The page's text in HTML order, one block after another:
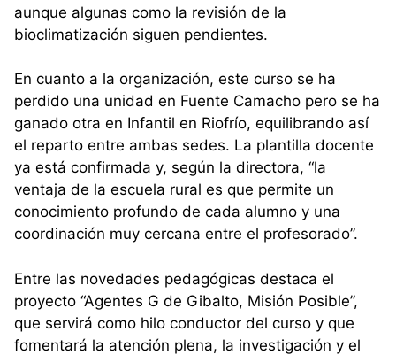
aunque algunas como la revisión de la
bioclimatización siguen pendientes.
En cuanto a la organización, este curso se ha
perdido una unidad en Fuente Camacho pero se ha
ganado otra en Infantil en Riofrío, equilibrando así
el reparto entre ambas sedes. La plantilla docente
ya está confirmada y, según la directora, “la
ventaja de la escuela rural es que permite un
conocimiento profundo de cada alumno y una
coordinación muy cercana entre el profesorado”.
Entre las novedades pedagógicas destaca el
proyecto “Agentes G de Gibalto, Misión Posible”,
que servirá como hilo conductor del curso y que
fomentará la atención plena, la investigación y el